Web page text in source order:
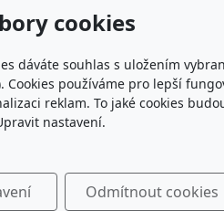
cookies
dáváte souhlas s uložením
Cookies používáme pro lepší
reklam. To jaké cookies
nastavení.
Odmítnout cookies